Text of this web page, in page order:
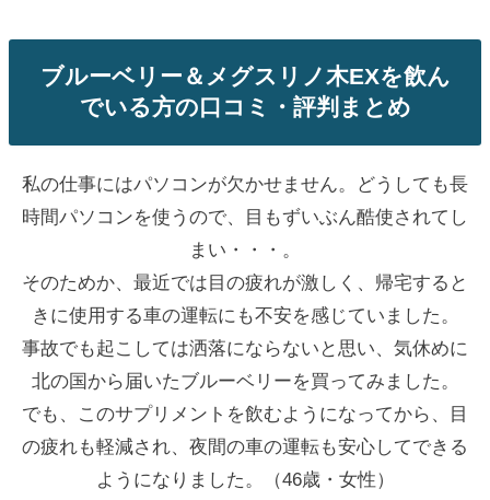
ブルーベリー＆メグスリノ木EXを飲ん
でいる方の口コミ・評判まとめ
私の仕事にはパソコンが欠かせません。どうしても長
時間パソコンを使うので、目もずいぶん酷使されてし
まい・・・。
そのためか、最近では目の疲れが激しく、帰宅すると
きに使用する車の運転にも不安を感じていました。
事故でも起こしては洒落にならないと思い、気休めに
北の国から届いたブルーベリーを買ってみました。
でも、このサプリメントを飲むようになってから、目
の疲れも軽減され、夜間の車の運転も安心してできる
ようになりました。（46歳・女性）